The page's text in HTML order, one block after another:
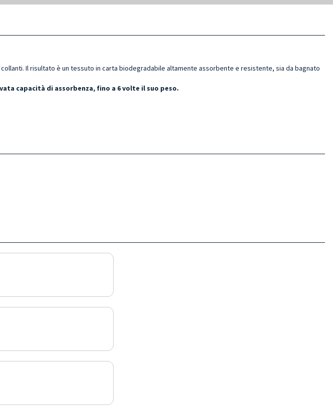
Il risultato è un tessuto in carta biodegradabile altamente assorbente e resistente, sia da bagnato
capacità di assorbenza, fino a 6 volte il suo peso.